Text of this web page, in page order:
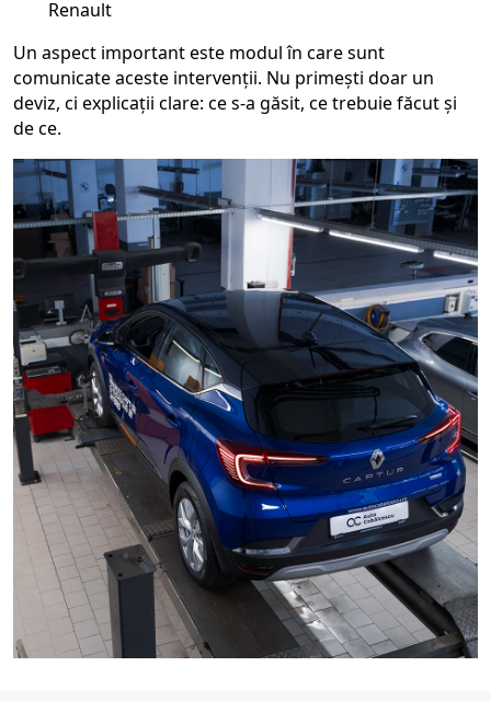
Renault
Un aspect important este modul în care sunt
comunicate aceste intervenții. Nu primești doar un
deviz, ci explicații clare: ce s-a găsit, ce trebuie făcut și
de ce.